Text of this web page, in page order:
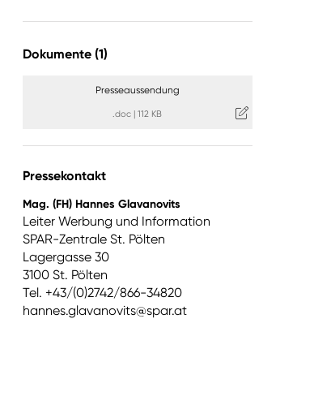
Dokumente (1)
Presseaussendung
.doc |112 KB
Pressekontakt
Mag. (FH) Hannes Glavanovits
Leiter Werbung und Information
SPAR-Zentrale St. Pölten
Lagergasse 30
3100 St. Pölten
Tel. +43/(0)2742/866-34820
hannes.glavanovits@spar.at